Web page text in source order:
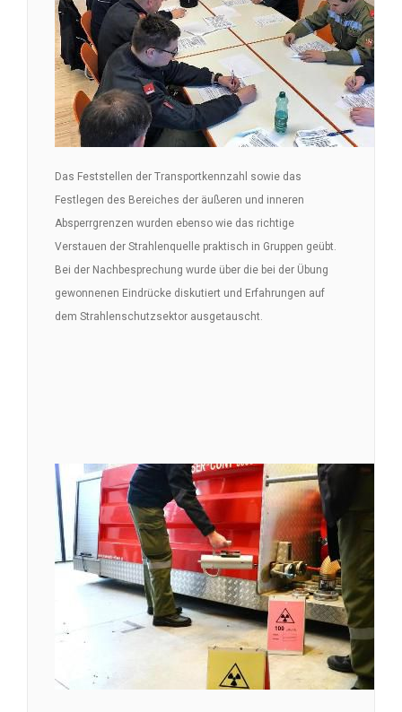
Das Feststellen der Transportkennzahl sowie das
Festlegen des Bereiches der äußeren und inneren
Absperrgrenzen wurden ebenso wie das richtige
Verstauen der Strahlenquelle praktisch in Gruppen geübt.
Bei der Nachbesprechung wurde über die bei der Übung
gewonnenen Eindrücke diskutiert und Erfahrungen auf
dem Strahlenschutzsektor ausgetauscht.